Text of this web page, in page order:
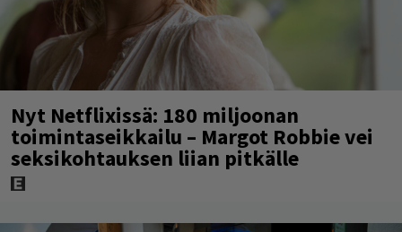
Nyt Netflixissä: 180 miljoonan
toimintaseikkailu – Margot Robbie vei
seksikohtauksen liian pitkälle